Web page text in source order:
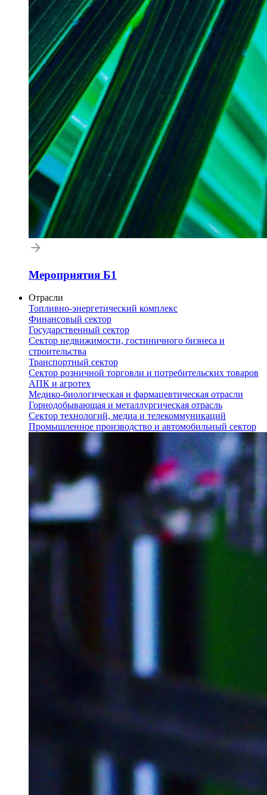
Мероприятия Б1
Отрасли
Топливно-энергетический комплекс
Финансовый сектор
Государственный сектор
Сектор недвижимости, гостиничного бизнеса и
строительства
Транспортный сектор
Сектор розничной торговли и потребительских товаров
АПК и агротех
Медико-биологическая и фармацевтическая отрасли
Горнодобывающая и металлургическая отрасль
Сектор технологий, медиа и телекоммуникаций
Промышленное производство и автомобильный сектор